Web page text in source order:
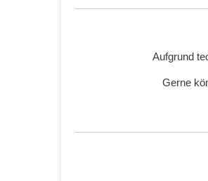
Aufgrund
Gerne